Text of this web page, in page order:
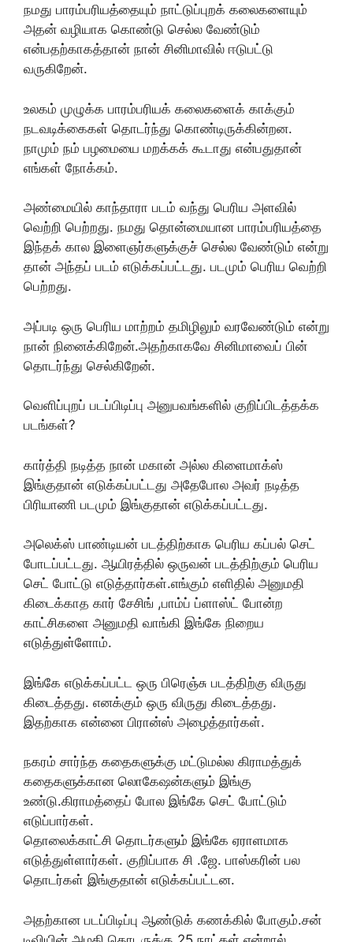
நமது பாரம்பரியத்தையும் நாட்டுப்புறக் கலைகளையும்
அதன் வழியாக கொண்டு செல்ல வேண்டும்
என்பதற்காகத்தான் நான் சினிமாவில் ஈடுபட்டு
வருகிறேன்.
உலகம் முழுக்க பாரம்பரியக் கலைகளைக் காக்கும்
நடவடிக்கைகள் தொடர்ந்து கொண்டிருக்கின்றன.
நாமும் நம் பழமையை மறக்கக் கூடாது என்பதுதான்
எங்கள் நோக்கம்.
அண்மையில் காந்தாரா படம் வந்து பெரிய அளவில்
வெற்றி பெற்றது. நமது தொன்மையான பாரம்பரியத்தை
இந்தக் கால இளைஞர்களுக்குச் செல்ல வேண்டும் என்று
தான் அந்தப் படம் எடுக்கப்பட்டது. படமும் பெரிய வெற்றி
பெற்றது.
அப்படி ஒரு பெரிய மாற்றம் தமிழிலும் வரவேண்டும் என்று
நான் நினைக்கிறேன்.அதற்காகவே சினிமாவைப் பின்
தொடர்ந்து செல்கிறேன்.
வெளிப்புறப் படப்பிடிப்பு அனுபவங்களில் குறிப்பிடத்தக்க
படங்கள்?
கார்த்தி நடித்த நான் மகான் அல்ல கிளைமாக்ஸ்
இங்குதான் எடுக்கப்பட்டது அதேபோல அவர் நடித்த
பிரியாணி படமும் இங்குதான் எடுக்கப்பட்டது.
அலெக்ஸ் பாண்டியன் படத்திற்காக பெரிய கப்பல் செட்
போடப்பட்டது. ஆயிரத்தில் ஒருவன் படத்திற்கும் பெரிய
செட் போட்டு எடுத்தார்கள்.எங்கும் எளிதில் அனுமதி
கிடைக்காத கார் சேசிங் ,பாம்ப் ப்ளாஸ்ட் போன்ற
காட்சிகளை அனுமதி வாங்கி இங்கே நிறைய
எடுத்துள்ளோம்.
இங்கே எடுக்கப்பட்ட ஒரு பிரெஞ்சு படத்திற்கு விருது
கிடைத்தது. எனக்கும் ஒரு விருது கிடைத்தது.
இதற்காக என்னை பிரான்ஸ் அழைத்தார்கள்.
நகரம் சார்ந்த கதைகளுக்கு மட்டுமல்ல கிராமத்துக்
கதைகளுக்கான லொகேஷன்களும் இங்கு
உண்டு.கிராமத்தைப் போல இங்கே செட் போட்டும்
எடுப்பார்கள்.
தொலைக்காட்சி தொடர்களும் இங்கே ஏராளமாக
எடுத்துள்ளார்கள். குறிப்பாக சி .ஜே. பாஸ்கரின் பல
தொடர்கள் இங்குதான் எடுக்கப்பட்டன.
அதற்கான படப்பிடிப்பு ஆண்டுக் கணக்கில் போகும்.சன்